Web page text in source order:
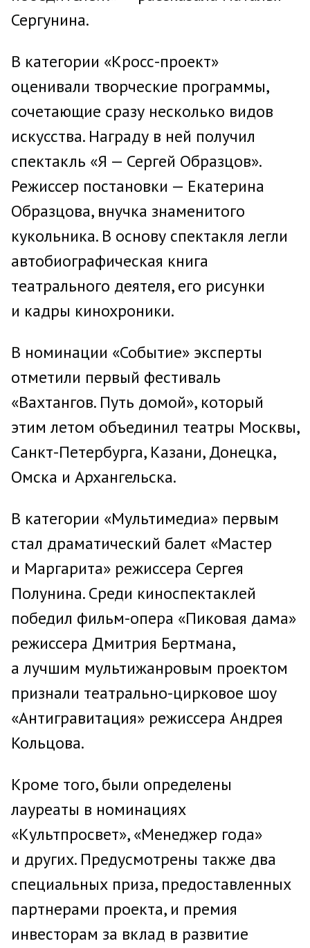
Сергунина.
В категории «Кросс-проект»
оценивали творческие программы,
сочетающие сразу несколько видов
искусства. Награду в ней получил
спектакль «Я — Сергей Образцов».
Режиссер постановки — Екатерина
Образцова, внучка знаменитого
кукольника. В основу спектакля легли
автобиографическая книга
театрального деятеля, его рисунки
и кадры кинохроники.
В номинации «Событие» эксперты
отметили первый фестиваль
«Вахтангов. Путь домой», который
этим летом объединил театры Москвы,
Санкт-Петербурга, Казани, Донецка,
Омска и Архангельска.
В категории «Мультимедиа» первым
стал драматический балет «Мастер
и Маргарита» режиссера Сергея
Полунина. Среди киноспектаклей
победил фильм-опера «Пиковая дама»
режиссера Дмитрия Бертмана,
а лучшим мультижанровым проектом
признали театрально-цирковое шоу
«Антигравитация» режиссера Андрея
Кольцова.
Кроме того, были определены
лауреаты в номинациях
«Культпросвет», «Менеджер года»
и других. Предусмотрены также два
специальных приза, предоставленных
партнерами проекта, и премия
инвесторам за вклад в развитие